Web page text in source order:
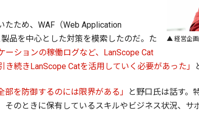
▲ 経営企画
ため、WAF（Web Application
品を中心とした対策を模索したのだ。た
ーションの稼働ログなど、LanScope Cat
続きLanScope Catを活用していく必要があった」
部を防御するのには限界がある」
と野口氏は話す。
のときに保有しているスキルやビジネス状況、サ